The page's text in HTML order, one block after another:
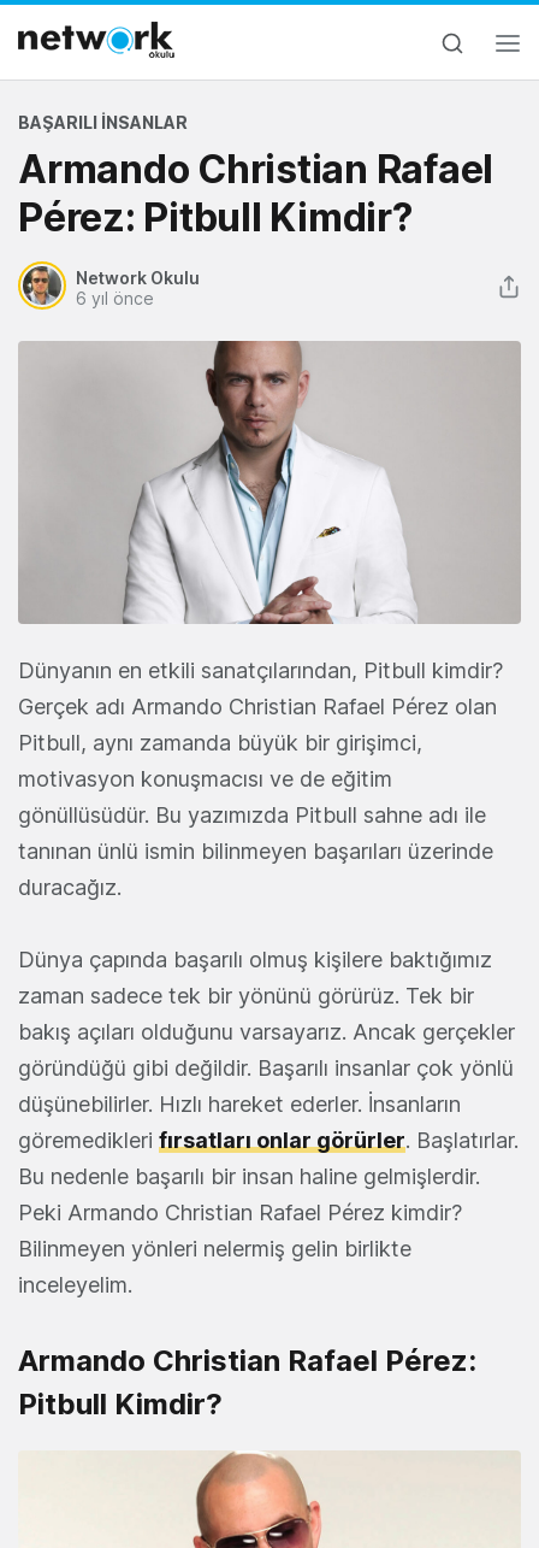
BAŞARILI İNSANLAR
Armando Christian Rafael
Pérez: Pitbull Kimdir?
Network Okulu
6 yıl önce
Dünyanın en etkili sanatçılarından, Pitbull kimdir?
Gerçek adı Armando Christian Rafael Pérez olan
Pitbull, aynı zamanda büyük bir girişimci,
motivasyon konuşmacısı ve de eğitim
gönüllüsüdür. Bu yazımızda Pitbull sahne adı ile
tanınan ünlü ismin bilinmeyen başarıları üzerinde
duracağız.
Dünya çapında başarılı olmuş kişilere baktığımız
zaman sadece tek bir yönünü görürüz. Tek bir
bakış açıları olduğunu varsayarız. Ancak gerçekler
göründüğü gibi değildir. Başarılı insanlar çok yönlü
düşünebilirler. Hızlı hareket ederler. İnsanların
göremedikleri fırsatları onlar görürler. Başlatırlar.
Bu nedenle başarılı bir insan haline gelmişlerdir.
Peki Armando Christian Rafael Pérez kimdir?
Bilinmeyen yönleri nelermiş gelin birlikte
inceleyelim.
Armando Christian Rafael Pérez:
Pitbull Kimdir?